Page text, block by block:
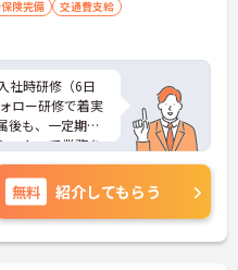
険完備
交通費支給
社時研修（6日
ロー研修で着実
後も、一定期間
フト」で業務を
とはありませ
いて年収アップ
映される仕組み
専門資格制度
無料 紹介してもらう